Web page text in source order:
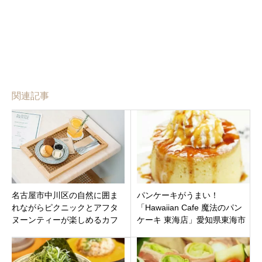
関連記事
名古屋市中川区の自然に囲ま
れながらピクニックとアフタ
ヌーンティーが楽しめるカフ
店」9月1日オープン
パンケーキがうまい！
「Hawaiian Cafe 魔法のパン
ケーキ 東海店」愛知県東海市
（金）オープン